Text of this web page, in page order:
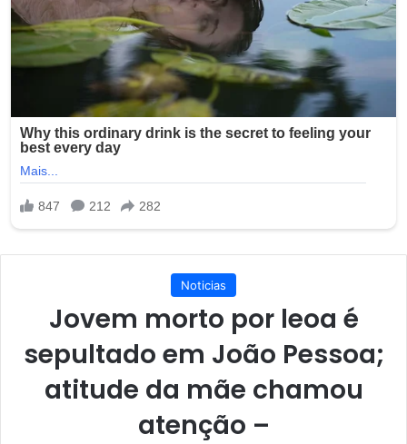
Noticias
Jovem morto por leoa é
sepultado em João Pessoa;
atitude da mãe chamou
atenção –